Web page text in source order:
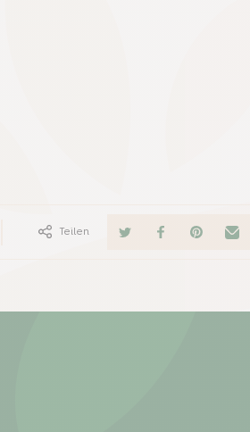
Teilen